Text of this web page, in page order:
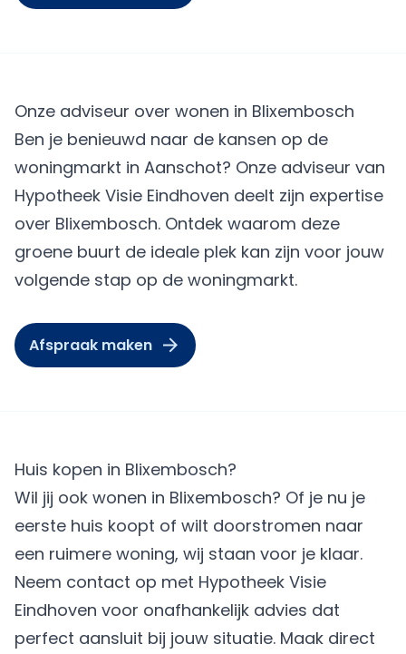
Onze adviseur over wonen in Blixembosch
Ben je benieuwd naar de kansen op de
woningmarkt in Aanschot? Onze adviseur van
Hypotheek Visie Eindhoven deelt zijn expertise
over Blixembosch. Ontdek waarom deze
groene buurt de ideale plek kan zijn voor jouw
volgende stap op de woningmarkt.
Afspraak maken
Huis kopen in Blixembosch?
Wil jij ook wonen in Blixembosch? Of je nu je
eerste huis koopt of wilt doorstromen naar
een ruimere woning, wij staan voor je klaar.
Neem contact op met Hypotheek Visie
Eindhoven voor onafhankelijk advies dat
perfect aansluit bij jouw situatie. Maak direct